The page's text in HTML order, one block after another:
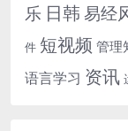
乐 日韩易经
件 短视频 管理
语言学习 资讯